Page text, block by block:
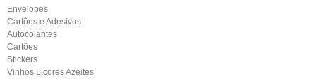
Envelopes
Cartões e Adesivos
Autocolantes
Cartões
Stickers
Vinhos Licores Azeites